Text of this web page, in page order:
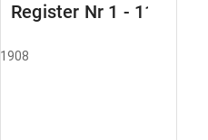
Register Nr 1 - 111
1908